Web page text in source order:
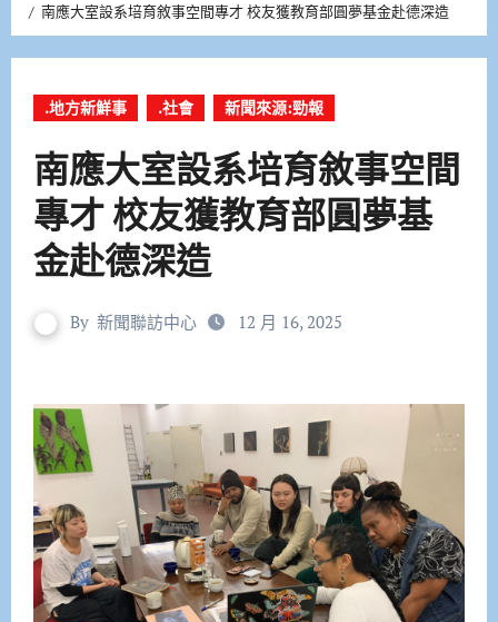
南應大室設系培育敘事空間專才 校友獲教育部圓夢基金赴德深造
.地方新鮮事 .社會 新聞來源:勁報
南應大室設系培育敘事空間
專才 校友獲教育部圓夢基
金赴德深造
By 新聞聯訪中心 12 月 16, 2025